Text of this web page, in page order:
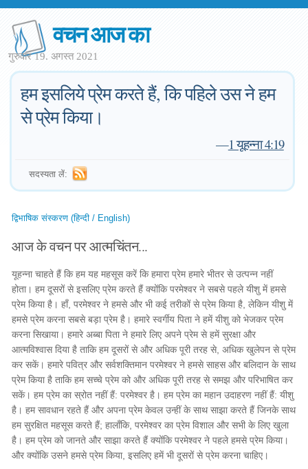
वचन आज का
गुरुवार 19. अगस्त 2021
हम इसलिये प्रेम करते हैं, कि पहिले उस ने हम
से प्रेम किया।
—1 यूहन्ना 4:19
सदस्यता लें:
द्विभाषिक संस्करण (हिन्दी / English)
आज के वचन पर आत्मचिंतन...
यूहन्ना चाहते हैं कि हम यह महसूस करें कि हमारा प्रेम हमारे भीतर से उत्पन्न नहीं
होता। हम दूसरों से इसलिए प्रेम करते हैं क्योंकि परमेश्वर ने सबसे पहले यीशु में हमसे
प्रेम किया है। हाँ, परमेश्वर ने हमसे और भी कई तरीकों से प्रेम किया है, लेकिन यीशु में
हमसे प्रेम करना सबसे बड़ा प्रेम है। हमारे स्वर्गीय पिता ने हमें यीशु को भेजकर प्रेम
करना सिखाया। हमारे अब्बा पिता ने हमारे लिए अपने प्रेम से हमें सुरक्षा और
आत्मविश्वास दिया है ताकि हम दूसरों से और अधिक पूरी तरह से, अधिक खुलेपन से प्रेम
कर सकें। हमारे पवित्र और सर्वशक्तिमान परमेश्वर ने हमसे साहस और बलिदान के साथ
प्रेम किया है ताकि हम सच्चे प्रेम को और अधिक पूरी तरह से समझ और परिभाषित कर
सकें। हम प्रेम का स्रोत नहीं हैं: परमेश्वर है। हम प्रेम का महान उदाहरण नहीं हैं: यीशु
है। हम सावधान रहते हैं और अपना प्रेम केवल उन्हीं के साथ साझा करते हैं जिनके साथ
हम सुरक्षित महसूस करते हैं; हालाँकि, परमेश्वर का प्रेम विशाल और सभी के लिए खुला
है। हम प्रेम को जानते और साझा करते हैं क्योंकि परमेश्वर ने पहले हमसे प्रेम किया।
और क्योंकि उसने हमसे प्रेम किया, इसलिए हमें भी दूसरों से प्रेम करना चाहिए।